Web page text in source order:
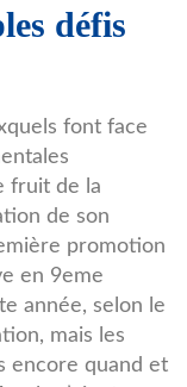
défis
font face
fruit de la
de son
promotion
en 9eme
année, selon le
mais les
encore quand et